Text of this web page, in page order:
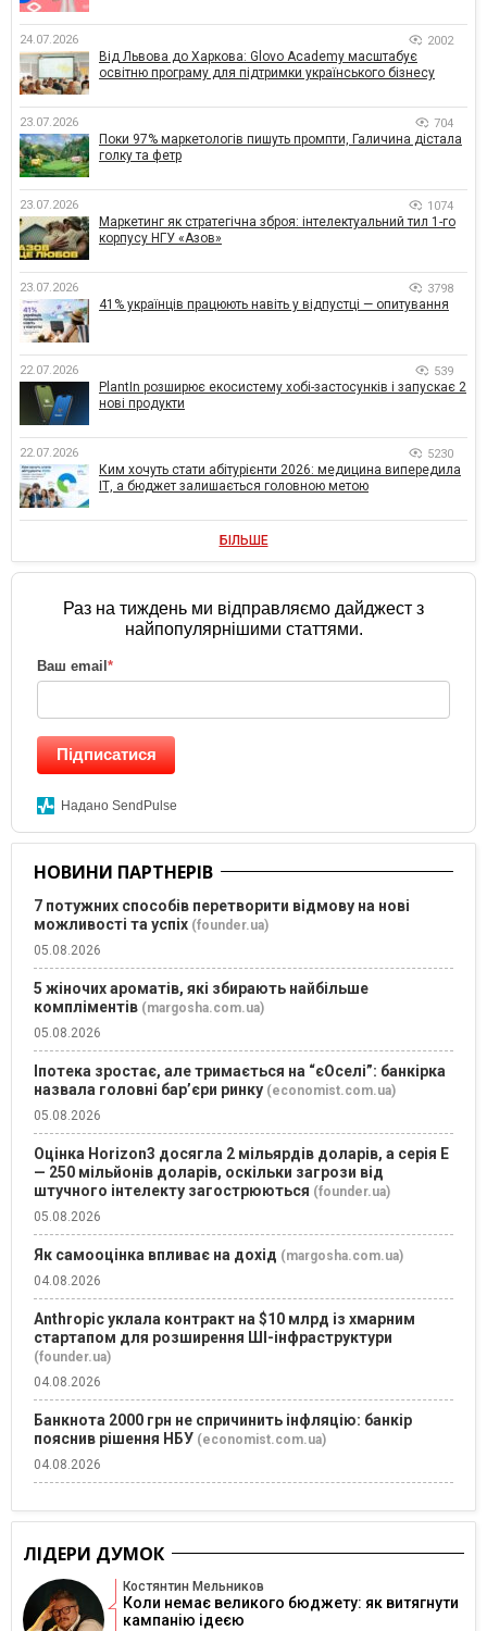
24.07.2026 2002
Від Львова до Харкова: Glovo Academy масштабує
освітню програму для підтримки українського бізнесу
23.07.2026 704
Поки 97% маркетологів пишуть промпти, Галичина дістала
голку та фетр
23.07.2026 1074
Маркетинг як стратегічна зброя: інтелектуальний тил 1-го
корпусу НГУ «Азов»
23.07.2026 3798
41% українців працюють навіть у відпустці — опитування
22.07.2026 539
PlantIn розширює екосистему хобі-застосунків і запускає 2
нові продукти
22.07.2026 5230
Ким хочуть стати абітурієнти 2026: медицина випередила
ІТ, а бюджет залишається головною метою
БІЛЬШЕ
Раз на тиждень ми відправляємо дайджест з
найпопулярнішими статтями.
Ваш email *
Підписатися
Надано SendPulse
НОВИНИ ПАРТНЕРІВ
7 потужних способів перетворити відмову на нові
можливості та успіх (founder.ua)
05.08.2026
5 жіночих ароматів, які збирають найбільше
компліментів (margosha.com.ua)
05.08.2026
Іпотека зростає, але тримається на “єОселі”: банкірка
назвала головні бар’єри ринку (economist.com.ua)
05.08.2026
Оцінка Horizon3 досягла 2 мільярдів доларів, а серія E
— 250 мільйонів доларів, оскільки загрози від
штучного інтелекту загострюються (founder.ua)
05.08.2026
Як самооцінка впливає на дохід (margosha.com.ua)
04.08.2026
Anthropic уклала контракт на $10 млрд із хмарним
стартапом для розширення ШІ-інфраструктури
(founder.ua)
04.08.2026
Банкнота 2000 грн не спричинить інфляцію: банкір
пояснив рішення НБУ (economist.com.ua)
04.08.2026
ЛІДЕРИ ДУМОК
Костянтин Мельников
Коли немає великого бюджету: як витягнути
кампанію ідеєю